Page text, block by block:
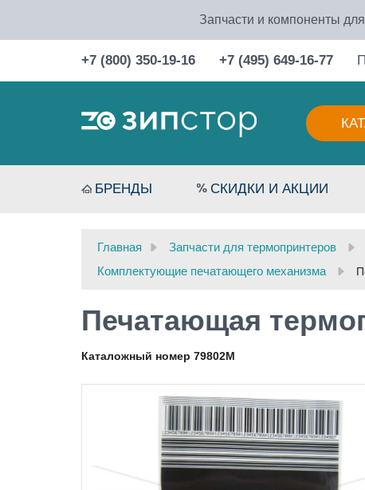
Запчасти и компоненты
+7 (800) 350-19-16 +7 (495) 649-16-77
БРЕНДЫ СКИДКИ И АКЦИИ
Главная Запчасти для термопринтеров
Комплектующие печатающего механизма
Печатающая
Каталожный номер 79802M